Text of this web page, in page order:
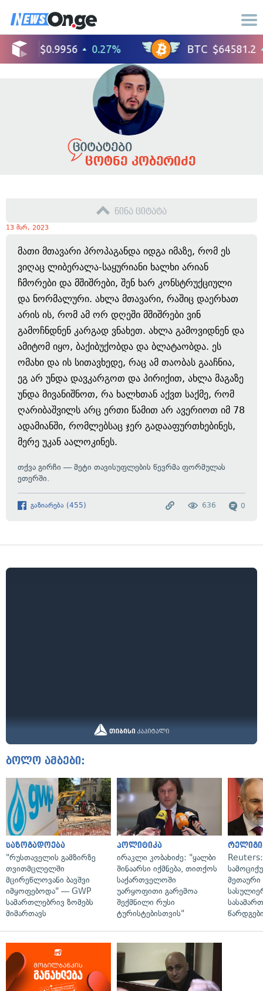
ცოტნე კობერიძე
წინა ციტატა
13 მარ, 2023
მათი მთავარი პროპაგანდა იდგა იმაზე, რომ ეს
ვიღაც ლიბერალა-საყურიანი ხალხი არიან
ჩმორები და მშიშრები, შენ ხარ კონსტრუქციული
და ნორმალური. ახლა მთავარი, რაშიც დაერხათ
არის ის, რომ ამ ორ დღეში მშიშრები ვინ
გამოჩნდნენ კარგად ვნახეთ. ახლა გამოვიდნენ და
ამიტომ იყო, ბაქიბუქობდა და ბლატაობდა. ეს
ომახი და ის სითავხედე, რაც ამ თაობას გააჩნია,
ეგ არ უნდა დავკარგოთ და პირიქით, ახლა მაგაზე
უნდა მივანიშნოთ, რა ხალხთან აქვთ საქმე, რომ
ღარიბაშვილს არც ერთი წამით არ ავერიოთ იმ 78
ადამიანში, რომლებსაც ჯერ გადააფურთხებინეს,
მერე უკან აალოკინეს.
თქვა გირჩი — მეტი თავისუფლების წევრმა ფორმულას
ეთერში.
გაზიარება (455) 0
636
ბოლო ამბები:
საზოგადოება
"რუსთაველის გამზირზე
თვითმცლელში
მცირეწლოვანი ბავშვი
იმყოფებოდა" — GWP
სამართლებრივ ზომებს
მიმართავს
პოლიტიკა
ირაკლი კობახიძე: "ყალბი
შინაარსი იქმნება, თითქოს
საქართველოში
უარყოფითი გარემოა
შექმნილი რუსი
ტურისტებისთვის"
მეთაური